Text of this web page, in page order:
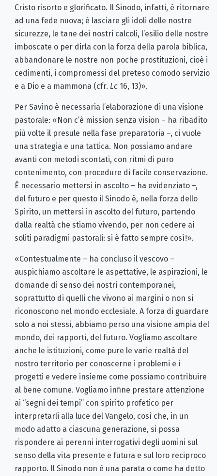
Cristo risorto e glorificato. Il Sinodo, infatti, è ritornare
ad una fede nuova; è lasciare gli idoli delle nostre
sicurezze, le tane dei no­stri calcoli, l’esilio delle nostre
imboscate o per dirla con la forza del­la parola biblica,
abbandonare le nostre non poche prostituzioni, cioè i
cedimenti, i compromessi del preteso comodo servizio
e a Dio e a mammona (cfr. Lc 16, 13)».
Per Savino è necessaria l’elaborazione di una visione
pastorale: «Non c’è mission senza vision – ha ribadito
più volte il presule nella fase preparatoria –, ci vuole
una strategia e una tattica. Non possiamo andare
avanti con metodi scontati, con ritmi di puro
contenimento, con procedure di facile conservazione.
È necessario mettersi in ascolto – ha evidenziato –,
del futuro e per questo il Sinodo è, nella forza dello
Spirito, un mettersi in ascolto del futuro, partendo
dalla realtà che stiamo vivendo, per non cedere ai
soliti paradigmi pastorali: si è fatto sempre così!».
«Contestualmente – ha concluso il vescovo –
auspichiamo ascoltare le aspettative, le aspirazioni, le
domande di senso dei nostri contemporanei,
soprattutto di quelli che vivono ai margini o non si
riconoscono nel mondo ecclesiale. A forza di guardare
solo a noi stessi, abbiamo perso una visione ampia del
mondo, dei rapporti, del futuro. Vogliamo ascoltare
anche le istituzioni, come pure le varie realtà del
nostro territorio per conoscerne i problemi e i
progetti e vedere insieme come possiamo contribuire
al bene comune. Vogliamo infine prestare attenzione
ai “segni dei tempi” con spirito profetico per
interpretarli alla luce del Vangelo, così che, in un
modo adatto a ciascuna generazione, si possa
rispondere ai perenni interrogativi degli uomini sul
senso della vita presente e futura e sul loro reciproco
rapporto. Il Sinodo non è una parata o come ha detto